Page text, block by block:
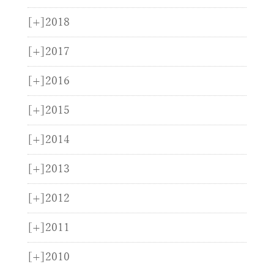
[+] 2018
[+] 2017
[+] 2016
[+] 2015
[+] 2014
[+] 2013
[+] 2012
[+] 2011
[+] 2010